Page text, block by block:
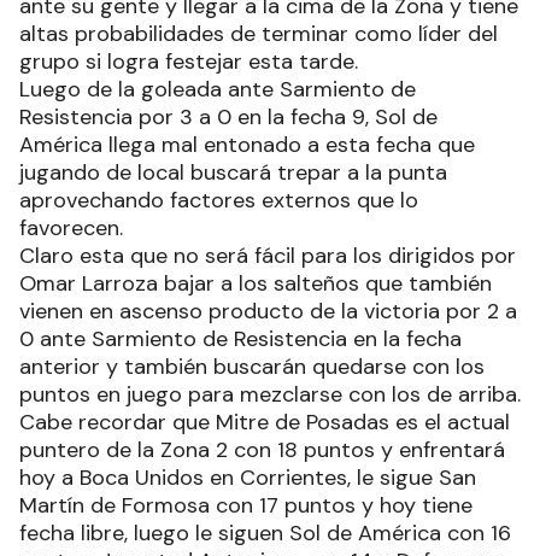
ante su gente y llegar a la cima de la Zona y tiene
altas probabilidades de terminar como líder del
grupo si logra festejar esta tarde.
Luego de la goleada ante Sarmiento de
Resistencia por 3 a 0 en la fecha 9, Sol de
América llega mal entonado a esta fecha que
jugando de local buscará trepar a la punta
aprovechando factores externos que lo
favorecen.
Claro esta que no será fácil para los dirigidos por
Omar Larroza bajar a los salteños que también
vienen en ascenso producto de la victoria por 2 a
0 ante Sarmiento de Resistencia en la fecha
anterior y también buscarán quedarse con los
puntos en juego para mezclarse con los de arriba.
Cabe recordar que Mitre de Posadas es el actual
puntero de la Zona 2 con 18 puntos y enfrentará
hoy a Boca Unidos en Corrientes, le sigue San
Martín de Formosa con 17 puntos y hoy tiene
fecha libre, luego le siguen Sol de América con 16